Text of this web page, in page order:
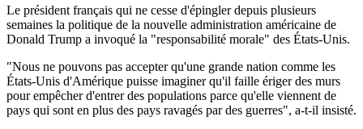
Le président français qui ne cesse d'épingler depuis plusieurs
semaines la politique de la nouvelle administration américaine de
Donald Trump a invoqué la "responsabilité morale" des États-Unis.
"Nous ne pouvons pas accepter qu'une grande nation comme les
États-Unis d'Amérique puisse imaginer qu'il faille ériger des murs
pour empêcher d'entrer des populations parce qu'elle viennent de
pays qui sont en plus des pays ravagés par des guerres", a-t-il insisté.